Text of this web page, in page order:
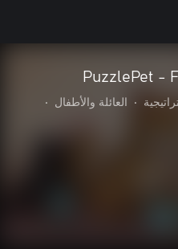
PuzzlePet -
• العائلة والأطفال
•